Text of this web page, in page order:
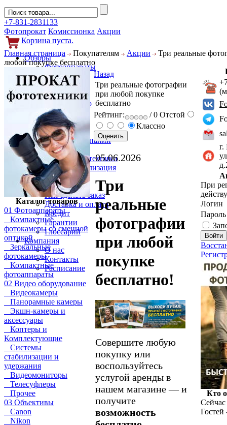
+7-831-2831133
Фотопрокат Комиссионка Акции
Корзина пуста.
Обзоры
Фотоаппараты
Объективы
Фильтры
Новости
Фото и видео
Гаджеты
Аксессуары
Слухи
Новости компании
Услуги
Прокат фототехники
Выкуп и реализация
Покупателям
Акции
Как сделать заказ
Доставка и оплата
Кредит
Гарантии
Глоссарий
Компания
О нас
Контакты
Расписание
Главная страница Покупателям Акции
Три реальные
любой покупке бесплатно
Каталог товаров
01 Фотоаппараты
Компактные
фотокамеры со сменной
оптикой
Зеркальные
фотокамеры
Компактные
фотоаппараты
02 Видео оборудование
Видеокамеры
Панорамные камеры
Экшн-камеры и
аксессуары
Коптеры и
Комплектующие
Системы
стабилизации и
удержания
Видеомониторы
Телесуфлеры
Прочее
03 Объективы
Canon
Nikon
Назад
Три реальные фотографии
при любой покупке
бесплатно
Рейтинг:
/ 0 Отстой
Классно
05.06.2026
Три
реальные
фотографии
при любой
покупке
бесплатно!
Совершите любую
покупку или
воспользуйтесь
услугой аренды в
нашем магазине — и
получите
возможность
При
Логин
Кто
Сейчас
Гостей